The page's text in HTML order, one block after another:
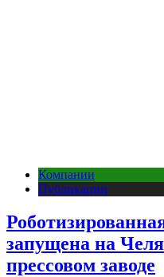
Компании
Публикации
запущена на
прессовом заводе